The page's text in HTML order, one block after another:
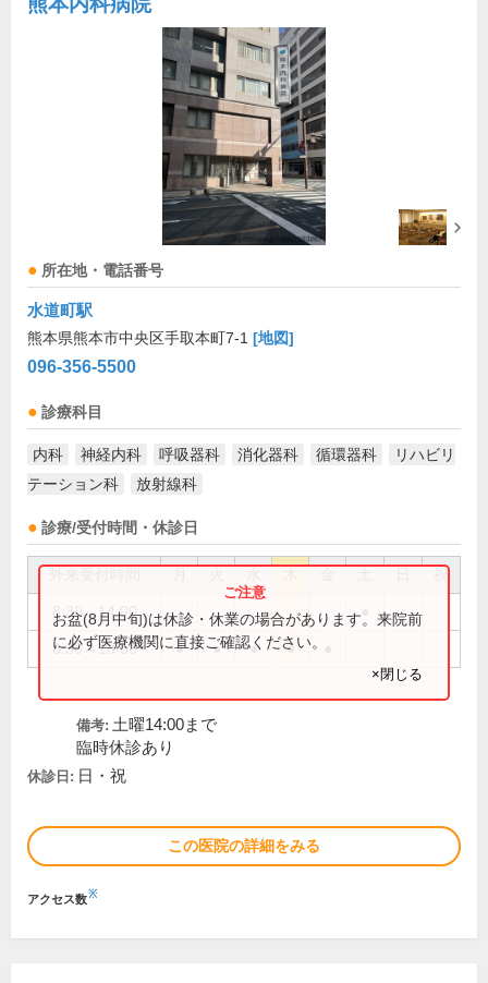
所在地・電話番号
水道町駅
熊本県熊本市中央区手取本町7-1 [地図]
096-356-5500
診療科目
内科 神経内科 呼吸器科 消化器科 循環器科
リハビリ
テーション科
放射線科
診療/受付時間・休診日
祝
8:30～14:00
8:30～18:00 ● ● ● ●
お盆(8月中旬)は休診・休業の場合があります。来院前
に必ず医療機関に直接ご確認ください。
×閉じる
備考: 土曜14:00まで
臨時休診あり
休診日: 日・祝
この医院の詳細をみる
アクセス数※